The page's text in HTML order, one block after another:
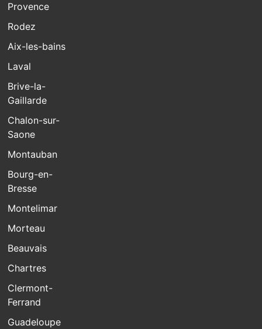
Provence
Rodez
Aix-les-bains
Laval
Brive-la-
Gaillarde
Chalon-sur-
Saone
Montauban
Bourg-en-
Bresse
Montelimar
Morteau
Beauvais
Chartres
Clermont-
Ferrand
Guadeloupe